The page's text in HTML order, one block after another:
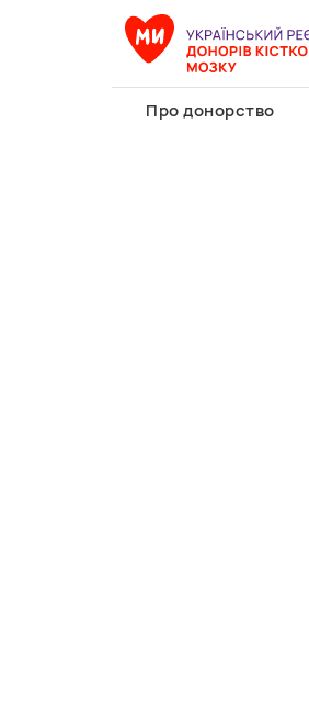
Про донорство